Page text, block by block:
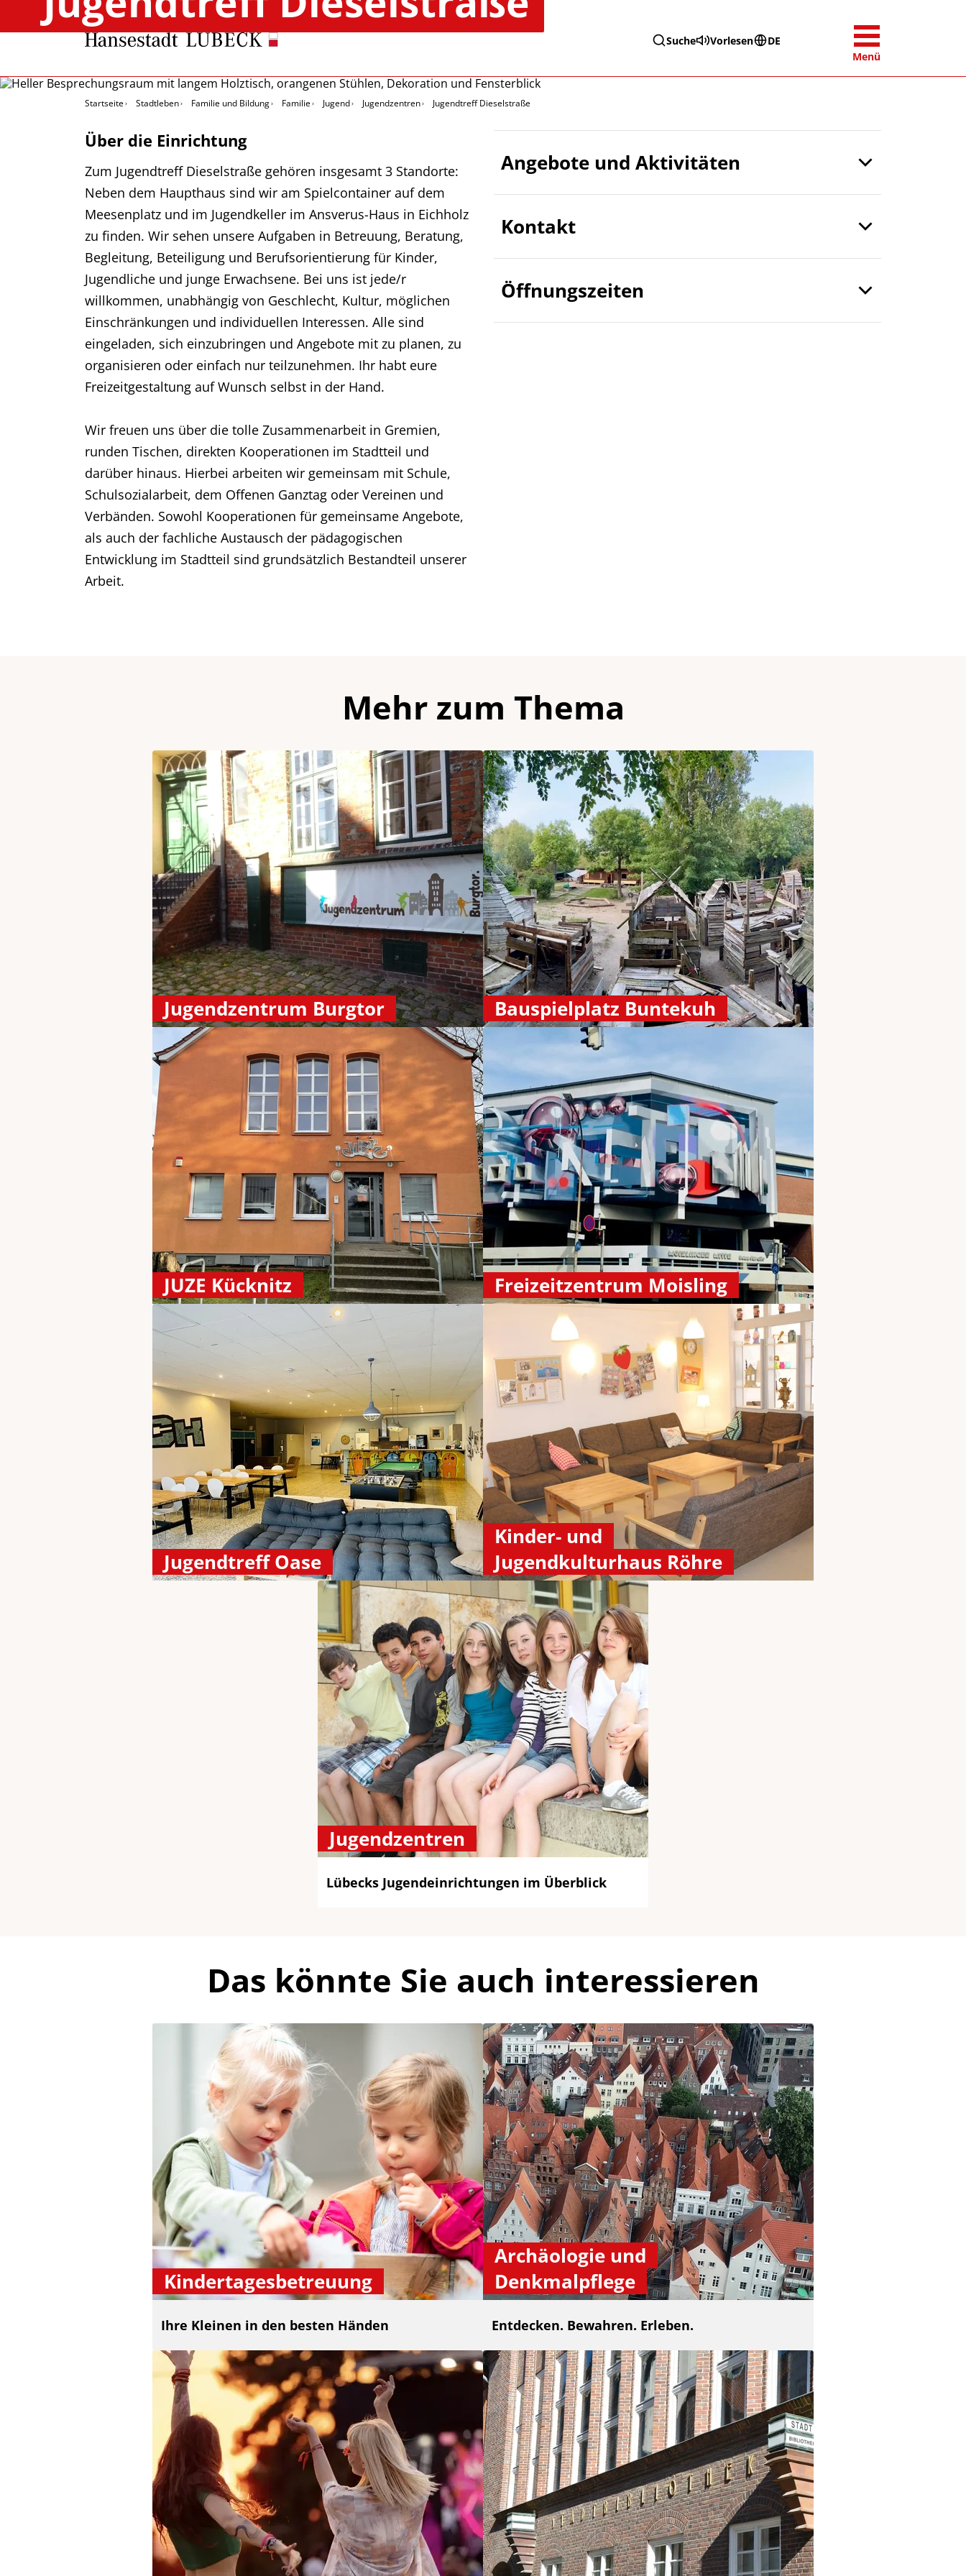
Suche Vorlesen
DE
Menü
Startseite Stadtleben Familie und Bildung Familie Jugend Jugendzentren Jugendtreff Dieselstraße
Über die Einrichtung
Zum Jugendtreff Dieselstraße gehören insgesamt 3 Standorte:
Neben dem Haupthaus sind wir am Spielcontainer auf dem
Meesenplatz und im Jugendkeller im Ansverus-Haus in Eichholz
zu finden. Wir sehen unsere Aufgaben in Betreuung, Beratung,
Begleitung, Beteiligung und Berufsorientierung für Kinder,
Jugendliche und junge Erwachsene. Bei uns ist jede/r
willkommen, unabhängig von Geschlecht, Kultur, möglichen
Einschränkungen und individuellen Interessen. Alle sind
eingeladen, sich einzubringen und Angebote mit zu planen, zu
organisieren oder einfach nur teilzunehmen. Ihr habt eure
Freizeitgestaltung auf Wunsch selbst in der Hand.
Wir freuen uns über die tolle Zusammenarbeit in Gremien,
runden Tischen, direkten Kooperationen im Stadtteil und
darüber hinaus. Hierbei arbeiten wir gemeinsam mit Schule,
Schulsozialarbeit, dem Offenen Ganztag oder Vereinen und
Verbänden. Sowohl Kooperationen für gemeinsame Angebote,
als auch der fachliche Austausch der pädagogischen
Entwicklung im Stadtteil sind grundsätzlich Bestandteil unserer
Arbeit.
Angebote und Aktivitäten
Kontakt
Öffnungszeiten
Mehr zum Thema
Jugendzentrum Burgtor Bauspielplatz Buntekuh
JUZE Kücknitz Freizeitzentrum Moisling
Jugendtreff Oase
Kinder- und
Jugendkulturhaus Röhre
Jugendzentren
Lübecks Jugendeinrichtungen im Überblick
Das könnte Sie auch interessieren
Kindertagesbetreuung
Ihre Kleinen in den besten Händen
Archäologie und
Denkmalpflege
Entdecken. Bewahren. Erleben.